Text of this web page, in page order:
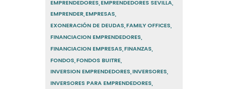
EMPRENDEDORES EMPRENDEDORES SEVILLA
EMPRENDER EMPRESAS
EXONERACIÓN DE DEUDAS FAMILY OFFICES
FINANCIACION EMPRENDEDORES
FINANCIACION EMPRESAS FINANZAS
FONDOS FONDOS BUITRE
INVERSION EMPRENDEDORES INVERSORES
INVERSORES PARA EMPRENDEDORES